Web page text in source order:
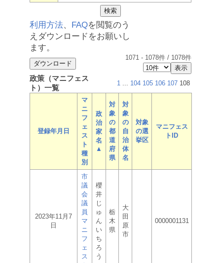
利用方法、 FAQを閲覧のう
えダウンロードをお願いし
ます。
1071 - 1078件 / 1078件
政策（マニフェス
ト）一覧
1 ... 104 105 106 107 108
登録年月日
マ
ニ
フ
ェ
ス
ト
種
別
政
治
家
名
▲
対
象
の
都
道
府
県
対
象
の
自
治
体
名
対象
の選
挙区
マニフェス
トID
2023年11月7
日
市
議
会
議
員
マ
ニ
フ
ェ
ス
櫻
井
じ
ゅ
ん
い
ち
ろ
う
栃
木
県
大
田
原
市
0000001131